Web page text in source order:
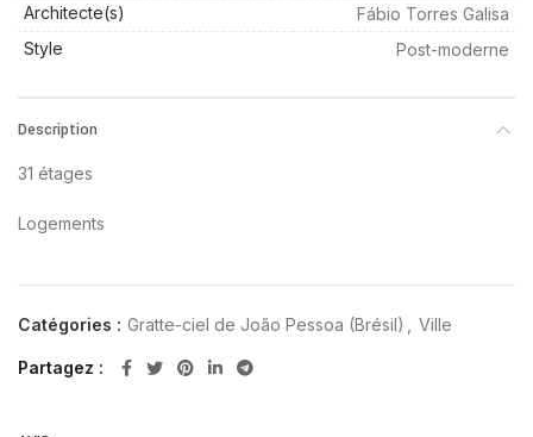
Architecte(s)
Fábio Torres Galisa
Style
Post-moderne
Description
31 étages
Logements
Catégories : Gratte-ciel de João Pessoa (Brésil) Ville
Partagez